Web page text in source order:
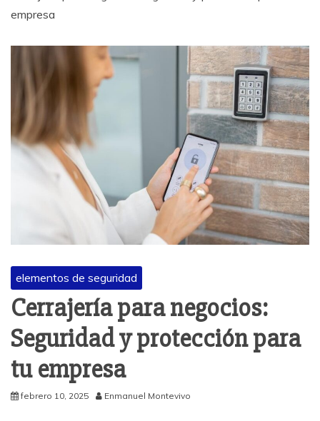
empresa
elementos de seguridad
Cerrajería para negocios:
Seguridad y protección para
tu empresa
febrero 10, 2025 Enmanuel Montevivo